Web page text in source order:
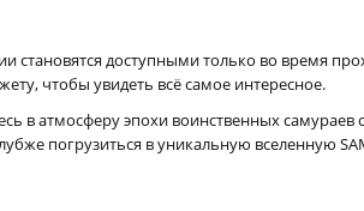
становятся доступными только во время
чтобы увидеть всё самое интересное.
в атмосферу эпохи воинственных
погрузиться в уникальную вселенную